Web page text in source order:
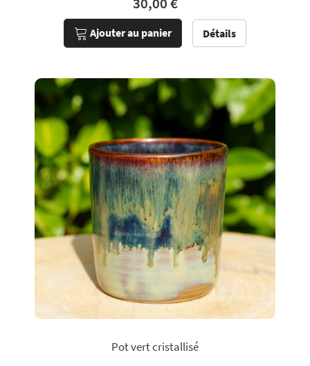
Ajouter au panier Détails
Pot vert cristallisé